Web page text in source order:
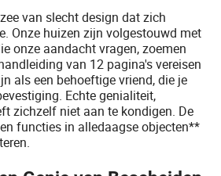
van slecht design dat zich
Onze huizen zijn volgestouwd met
onze aandacht vragen, zoemen
van 12 pagina's vereisen
als een behoeftige vriend, die je
Echte genialiteit,
zichzelf niet aan te kondigen. De
functies in alledaagse objecten**